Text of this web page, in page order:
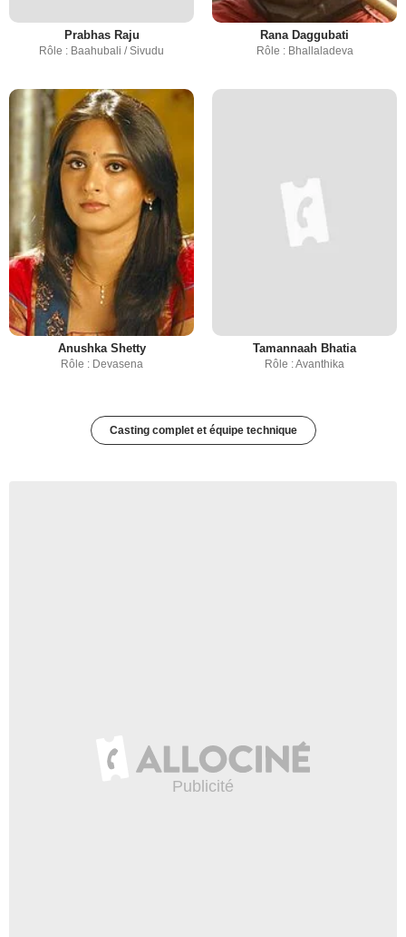
Prabhas Raju
Rôle : Baahubali / Sivudu
Rana Daggubati
Rôle : Bhallaladeva
Anushka Shetty
Rôle : Devasena
Tamannaah Bhatia
Rôle : Avanthika
Casting complet et équipe technique